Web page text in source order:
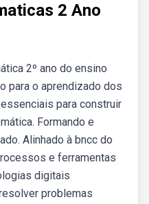
2 Ano
2º ano do ensino
para o aprendizado dos
para construir
Formando e
Alinhado à bncc do
e ferramentas
digitais
problemas